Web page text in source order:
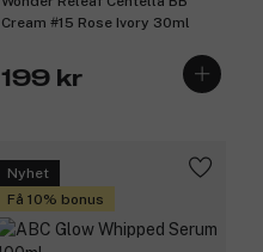
Cream #15 Rose Ivory 30ml
199 kr
Nyhet
Få 10% bonus